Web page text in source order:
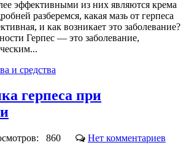
эффективными из них являются крема
разберемся, какая мазь от герпеса
и как возникает это заболевание?
Герпес — это заболевание,
и средства
герпеса при
860 Нет комментариев